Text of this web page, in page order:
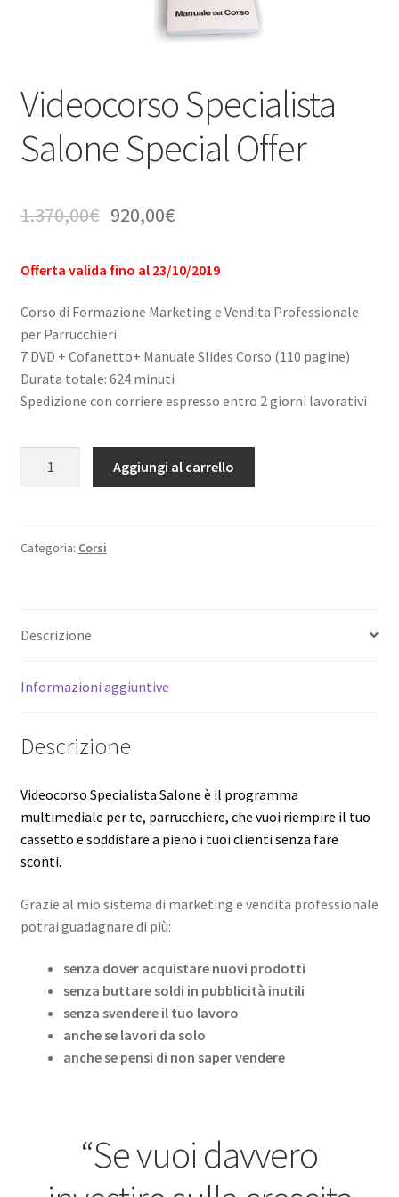
Termini di servizio
Videocorso Specialista
Salone Special Offer
1.370,00€ 920,00€
Offerta valida fino al 23/10/2019
Corso di Formazione Marketing e Vendita Professionale
per Parrucchieri.
7 DVD + Cofanetto+ Manuale Slides Corso (110 pagine)
Durata totale: 624 minuti
Spedizione con corriere espresso entro 2 giorni lavorativi
Offer
Aggiungi al carrello
Categoria: Corsi
Descrizione
Informazioni aggiuntive
Descrizione
Videocorso Specialista Salone è il programma
multimediale per te, parrucchiere, che vuoi riempire il tuo
cassetto e soddisfare a pieno i tuoi clienti senza fare
sconti.
Grazie al mio sistema di marketing e vendita professionale
potrai guadagnare di più:
senza dover acquistare nuovi prodotti
senza buttare soldi in pubblicità inutili
senza svendere il tuo lavoro
anche se lavori da solo
anche se pensi di non saper vendere
“Se vuoi davvero